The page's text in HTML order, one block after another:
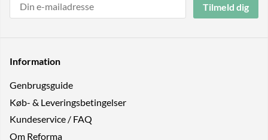
Tilmeld dig
Information
Genbrugs­guide
Køb- & Leveringsbetingelser
Kundeservice / FAQ
Om Reforma